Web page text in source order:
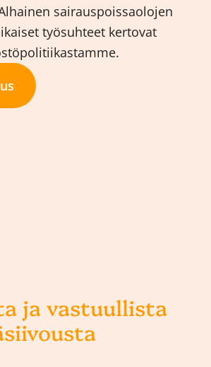
sairauspoissaolojen
työsuhteet kertovat
ja vastuullista